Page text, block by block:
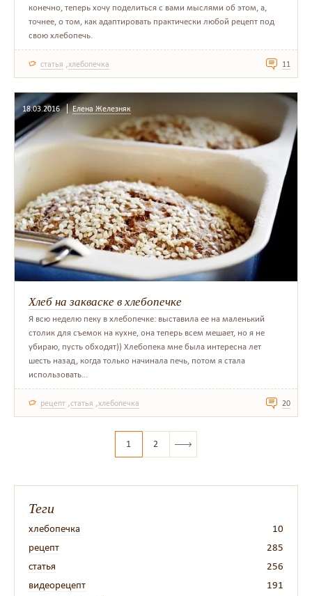
конечно, теперь хочу поделиться с вами мыслями об этом, а,
точнее, о том, как адаптировать практически любой рецепт под
свою хлебопечь.
статья ,хлебопечка 11
18.03.2016 Елена Железняк
Хлеб на закваске в хлебопечке
Я всю неделю пеку в хлебопечке: выставила ее на маленький
столик для съемок на кухне, она теперь всем мешает, но я не
убираю, пусть обходят)) Хлебопека мне была интересна лет
шесть назад, когда только начинала печь, потом я стала
использовать...
рецепт ,статья ,хлебопечка 20
1 2
Теги
хлебопечка
10
рецепт
285
статья
256
видеорецепт
191